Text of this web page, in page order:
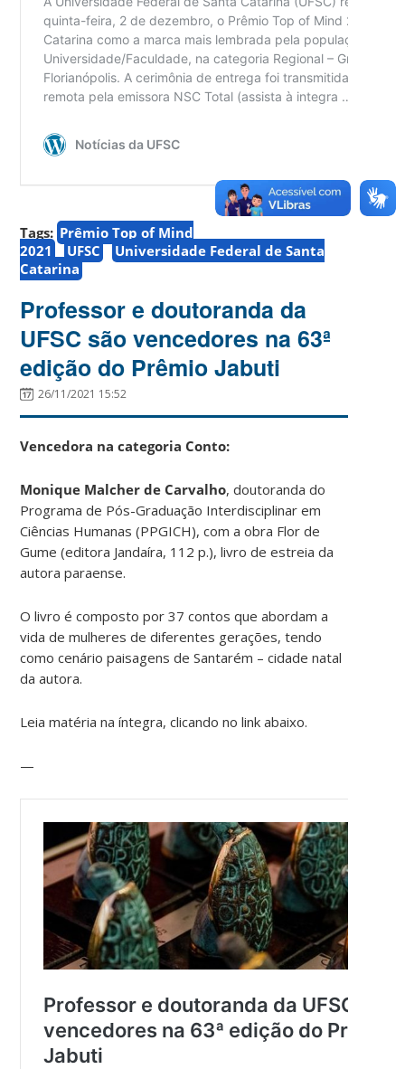
Tags: Prêmio Top of Mind
2021
UFSC
Universidade Federal de Santa
Catarina
Professor e doutoranda da
UFSC são vencedores na 63ª
edição do Prêmio Jabuti
26/11/2021 15:52
Vencedora na categoria Conto:
Monique Malcher de Carvalho, doutoranda do
Programa de Pós-Graduação Interdisciplinar em
Ciências Humanas (PPGICH), com a obra Flor de
Gume (editora Jandaíra, 112 p.), livro de estreia da
autora paraense.
O livro é composto por 37 contos que abordam a
vida de mulheres de diferentes gerações, tendo
como cenário paisagens de Santarém – cidade natal
da autora.
Leia matéria na íntegra, clicando no link abaixo.
—